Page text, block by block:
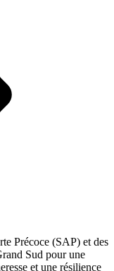
Précoce (SAP) et des
Sud pour une
et une résilience